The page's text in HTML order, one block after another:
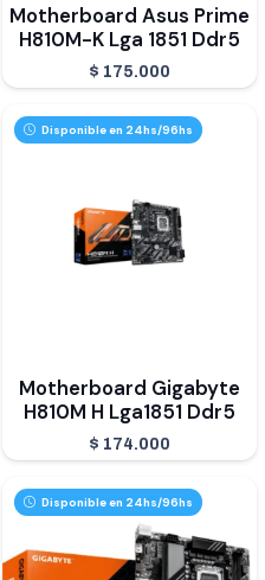
Motherboard Asus Prime
H810M-K Lga 1851 Ddr5
$ 175.000
Disponible en 24hs/96hs
Motherboard Gigabyte
H810M H Lga1851 Ddr5
$ 174.000
Disponible en 24hs/96hs